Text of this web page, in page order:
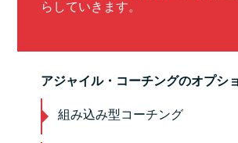
らしていきます。
アジャイル・コーチングのオプシ
組み込み型コーチング